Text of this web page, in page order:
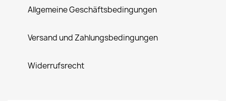
Allgemeine Geschäftsbedingungen
Versand und Zahlungsbedingungen
Widerrufsrecht